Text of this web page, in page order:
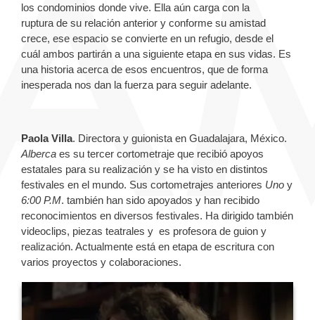
los condominios donde vive. Ella aún carga con la
ruptura de su relación anterior y conforme su amistad
crece, ese espacio se convierte en un refugio, desde el
cuál ambos partirán a una siguiente etapa en sus vidas. Es
una historia acerca de esos encuentros, que de forma
inesperada nos dan la fuerza para seguir adelante.
Paola Villa. Directora y guionista en Guadalajara, México.
Alberca es su tercer cortometraje que recibió apoyos
estatales para su realización y se ha visto en distintos
festivales en el mundo. Sus cortometrajes anteriores Uno y
6:00 P.M. también han sido apoyados y han recibido
reconocimientos en diversos festivales. Ha dirigido también
videoclips, piezas teatrales y es profesora de guion y
realización. Actualmente está en etapa de escritura con
varios proyectos y colaboraciones.